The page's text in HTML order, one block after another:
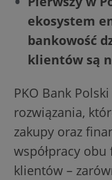
ekosystem
bankowość
klientów są
PKO Bank
rozwiązania,
zakupy oraz
współpracy
klientów –